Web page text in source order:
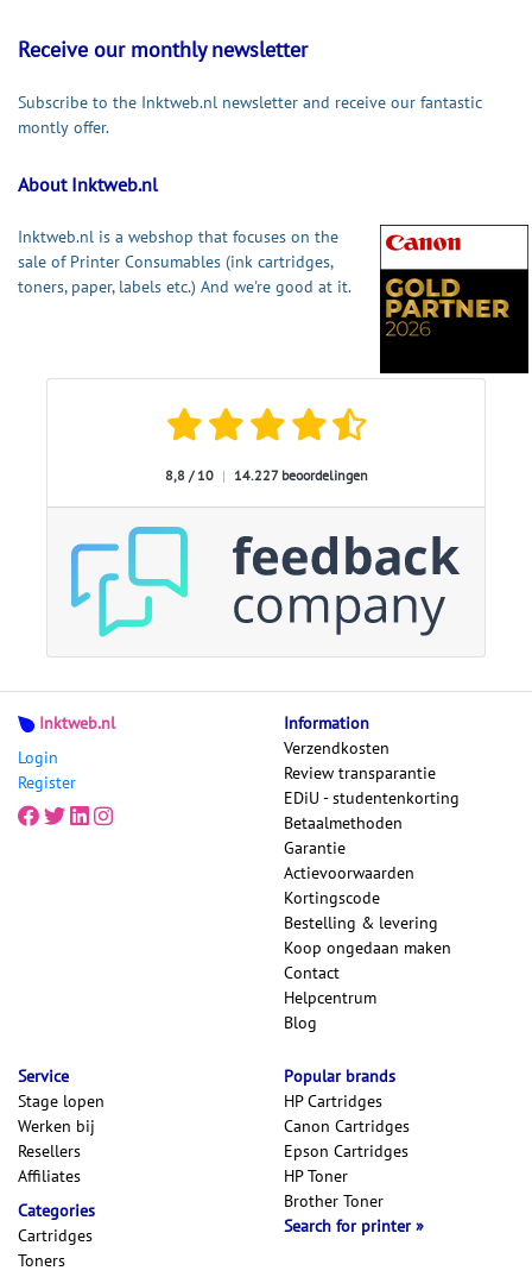
Receive our monthly newsletter
Subscribe to the Inktweb.nl newsletter and receive our fantastic
montly offer.
About Inktweb.nl
Inktweb.nl is a webshop that focuses on the
sale of Printer Consumables (ink cartridges,
toners, paper, labels etc.) And we're good at it.
8,8 / 10 | 14.227 beoordelingen
Inktweb.nl
Login
Register
Information
Verzendkosten
Review transparantie
EDiU - studentenkorting
Betaalmethoden
Garantie
Actievoorwaarden
Kortingscode
Bestelling & levering
Koop ongedaan maken
Contact
Helpcentrum
Blog
Service
Stage lopen
Werken bij
Resellers
Affiliates
Categories
Cartridges
Toners
Popular brands
HP Cartridges
Canon Cartridges
Epson Cartridges
HP Toner
Brother Toner
Search for printer